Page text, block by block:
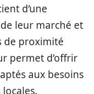
d’une
leur marché et
de proximité
permet d’offrir
aux besoins